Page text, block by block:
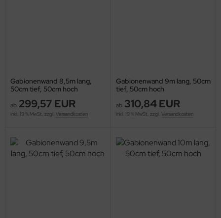
Gabionenwand 8,5m lang,
50cm tief, 50cm hoch
ab 299,57 EUR
inkl. 19 % MwSt. zzgl. Versandkosten
Gabionenwand 9m lang, 50cm
tief, 50cm hoch
ab 310,84 EUR
inkl. 19 % MwSt. zzgl. Versandkosten